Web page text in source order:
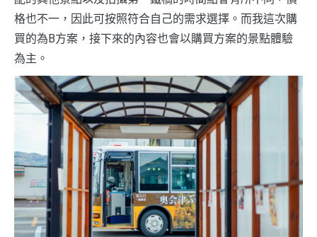
格也不一，因此可按照符合自己的需求選擇。而我這次購
買的為B方案，接下來的內容也會以購買方案的景點體驗
為主。